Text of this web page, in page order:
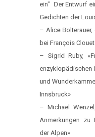
ein" ­ Der Entwurf
Gedichten der
– Alice Bolterauer,
bei François
– Sigrid Ruby,
enzyklopädischen
und
Innsbruck»
– Michael
Anmerkungen zu
der Alpen»